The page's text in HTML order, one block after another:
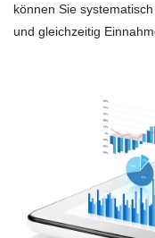
können Sie
und gleichzeitig